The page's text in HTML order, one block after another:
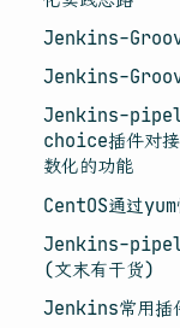
Jenkins-
Jenkins-
Jenkins-
choice插件对接
数化的功能
CentOS通过
Jenkins-
(文末有干货)
Jenkins常用插